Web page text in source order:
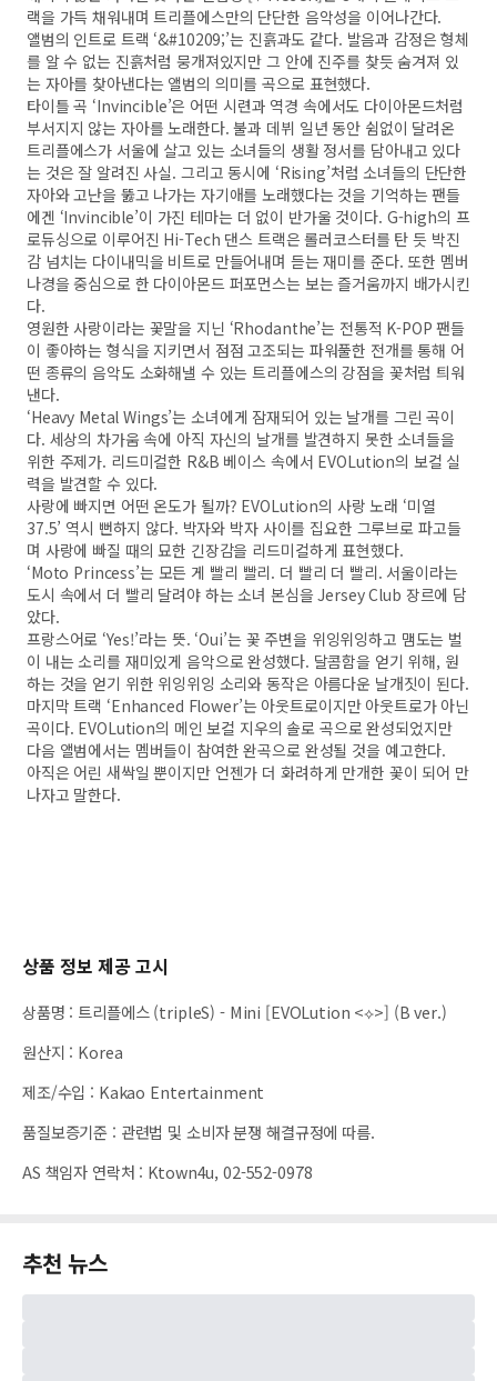
랙을 가득 채워내며 트리플에스만의 단단한 음악성을 이어나간다.
앨범의 인트로 트랙 ‘&#10209;’는 진흙과도 같다. 발음과 감정은 형체
를 알 수 없는 진흙처럼 뭉개져있지만 그 안에 진주를 찾듯 숨겨져 있
는 자아를 찾아낸다는 앨범의 의미를 곡으로 표현했다.
타이틀 곡 ‘Invincible’은 어떤 시련과 역경 속에서도 다이아몬드처럼
부서지지 않는 자아를 노래한다. 불과 데뷔 일년 동안 쉼없이 달려온
트리플에스가 서울에 살고 있는 소녀들의 생활 정서를 담아내고 있다
는 것은 잘 알려진 사실. 그리고 동시에 ‘Rising’처럼 소녀들의 단단한
자아와 고난을 뚫고 나가는 자기애를 노래했다는 것을 기억하는 팬들
에겐 ‘Invincible’이 가진 테마는 더 없이 반가울 것이다. G-high의 프
로듀싱으로 이루어진 Hi-Tech 댄스 트랙은 롤러코스터를 탄 듯 박진
감 넘치는 다이내믹을 비트로 만들어내며 듣는 재미를 준다. 또한 멤버
나경을 중심으로 한 다이아몬드 퍼포먼스는 보는 즐거움까지 배가시킨
다.
영원한 사랑이라는 꽃말을 지닌 ‘Rhodanthe’는 전통적 K-POP 팬들
이 좋아하는 형식을 지키면서 점점 고조되는 파워풀한 전개를 통해 어
떤 종류의 음악도 소화해낼 수 있는 트리플에스의 강점을 꽃처럼 틔워
낸다.
‘Heavy Metal Wings’는 소녀에게 잠재되어 있는 날개를 그린 곡이
다. 세상의 차가움 속에 아직 자신의 날개를 발견하지 못한 소녀들을
위한 주제가. 리드미컬한 R&B 베이스 속에서 EVOLution의 보컬 실
력을 발견할 수 있다.
사랑에 빠지면 어떤 온도가 될까? EVOLution의 사랑 노래 ‘미열
37.5’ 역시 뻔하지 않다. 박자와 박자 사이를 집요한 그루브로 파고들
며 사랑에 빠질 때의 묘한 긴장감을 리드미컬하게 표현했다.
‘Moto Princess’는 모든 게 빨리 빨리. 더 빨리 더 빨리. 서울이라는
도시 속에서 더 빨리 달려야 하는 소녀 본심을 Jersey Club 장르에 담
았다.
프랑스어로 ‘Yes!’라는 뜻. ‘Oui’는 꽃 주변을 위잉위잉하고 맴도는 벌
이 내는 소리를 재미있게 음악으로 완성했다. 달콤함을 얻기 위해, 원
하는 것을 얻기 위한 위잉위잉 소리와 동작은 아름다운 날개짓이 된다.
마지막 트랙 ‘Enhanced Flower’는 아웃트로이지만 아웃트로가 아닌
곡이다. EVOLution의 메인 보컬 지우의 솔로 곡으로 완성되었지만
다음 앨범에서는 멤버들이 참여한 완곡으로 완성될 것을 예고한다.
아직은 어린 새싹일 뿐이지만 언젠가 더 화려하게 만개한 꽃이 되어 만
나자고 말한다.
상품 정보 제공 고시
상품명 : 트리플에스 (tripleS) - Mini [EVOLution <⟡>] (B ver.)
원산지 : Korea
제조/수입 : Kakao Entertainment
품질보증기준 : 관련법 및 소비자 분쟁 해결규정에 따름.
AS 책임자 연락처 : Ktown4u, 02-552-0978
추천 뉴스